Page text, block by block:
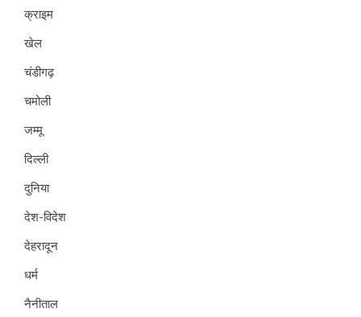
क्राइम
खेल
चंडीगढ़
चमोली
जम्मू
दिल्ली
दुनिया
देश-विदेश
देहरादून
धर्म
नैनीताल